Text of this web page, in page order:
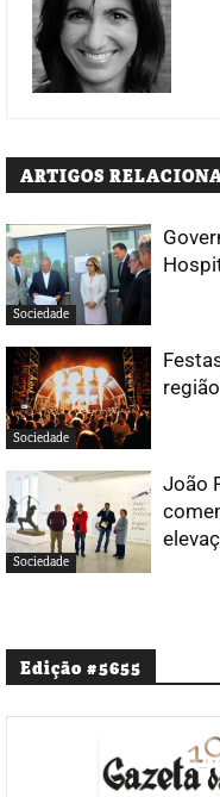
ARTIGOS
Sociedade
Sociedade
região
Sociedade
João
Edição #5655